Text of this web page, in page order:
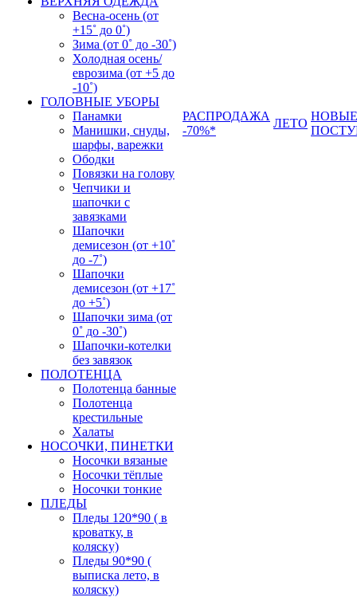
Весна-осень (от
+15˚ до 0˚)
Зима (от 0˚ до -30˚)
Холодная осень/
еврозима (от +5 до
-10˚)
ГОЛОВНЫЕ УБОРЫ
Панамки
Манишки, снуды,
шарфы, варежки
Ободки
Повязки на голову
Чепчики и
шапочки с
завязками
Шапочки
демисезон (от +10˚
до -7˚)
Шапочки
демисезон (от +17˚
до +5˚)
Шапочки зима (от
0˚ до -30˚)
Шапочки-котелки
без завязок
ПОЛОТЕНЦА
Полотенца банные
Полотенца
крестильные
Халаты
НОСОЧКИ, ПИНЕТКИ
Носочки вязаные
Носочки тёплые
Носочки тонкие
ПЛЕДЫ
Пледы 120*90 ( в
кроватку, в
коляску)
Пледы 90*90 (
выписка лето, в
коляску)
РАСПРОДАЖА
-70%*
ЛЕТО
НОВЫЕ